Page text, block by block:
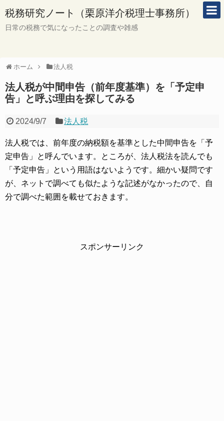
税務研究ノート（栗原洋介税理士事務所）
日常の税務で気になったことの調査や雑感
ホーム 法人税
法人税が中間申告（前年度基準）を「予定申
告」と呼ぶ理由を探してみる
2024/9/7 法人税
法人税では、前年度の納税額を基準とした中間申告を「予
定申告」と呼んでいます。ところが、法人税法を読んでも
「予定申告」という用語はないようです。細かい疑問です
が、ネットで調べても似たような記述がなかったので、自
分で調べた範囲を載せておきます。
スポンサーリンク